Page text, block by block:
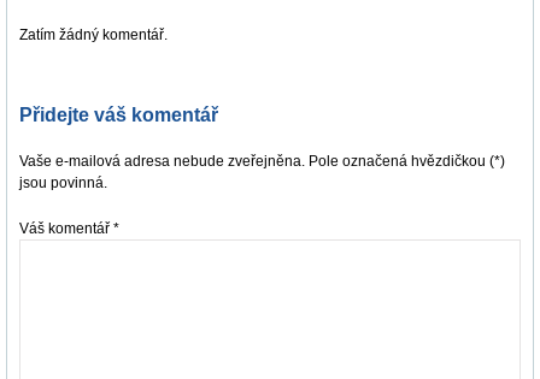
Zatím žádný komentář.
Přidejte váš komentář
Vaše e-mailová adresa nebude zveřejněna. Pole označená hvězdičkou (*)
jsou povinná.
Váš komentář *